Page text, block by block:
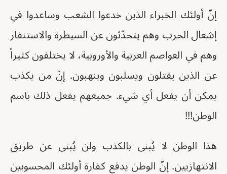
إنّ أولئك الخبراء الذين خدعوا الشعب وساعدوا في
إشعال الحرب وهم يتحدّثون عن السيطرة والاستنفار
وهم في العواصم العربية والأوروبية، لا يختلفون كثيراً
عن الذين يقتلون ويسلبون وينهبون. إنّ من يكذب
يمكن أن يفعل أي شيء. جميعهم يفعل ذلك باسم
الوطن!!!
هذا الوطن لا يُبنى بالكذب ولن يُبنى عن طريق
الانتهازيين. إنّ الوطن يدفع كفارة أولئك المحسوبين